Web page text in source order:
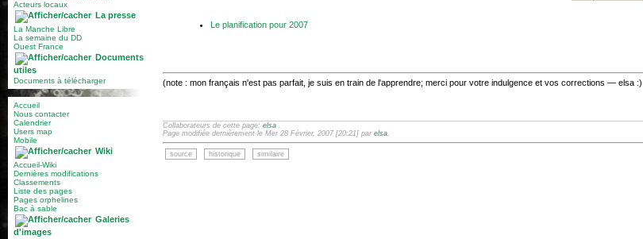
Acteurs locaux
La presse
La Manche Libre
La semaine du DD
Ouest France
Documents
utiles
Documents à télécharger
Accueil
Nous contacter
Calendrier
Users map
Mobile
Wiki
Accueil-Wiki
Dernières modifications
Classements
Liste des pages
Pages orphelines
Bac à sable
Galeries
d'images
Le planification pour 2007
(note : mon français n'est pas parfait, je suis en train de l'apprendre; merci pour votre indulgence et vos corrections — elsa :)
Collaborateurs de cette page: elsa .
Page modifiée dernièrement le Mer 28 Février, 2007 [20:21] par elsa.
source historique similaire